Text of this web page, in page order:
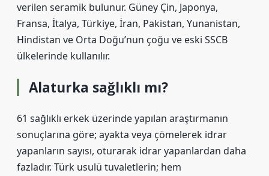
verilen seramik bulunur. Güney Çin, Japonya,
Fransa, İtalya, Türkiye, İran, Pakistan, Yunanistan,
Hindistan ve Orta Doğu’nun çoğu ve eski SSCB
ülkelerinde kullanılır.
Alaturka sağlıklı mı?
61 sağlıklı erkek üzerinde yapılan araştırmanın
sonuçlarına göre; ayakta veya çömelerek idrar
yapanların sayısı, oturarak idrar yapanlardan daha
fazladır. Türk usulü tuvaletlerin; hem